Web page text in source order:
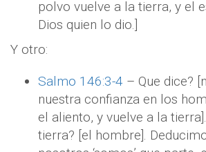
polvo vuelve a la tierra, y el
Dios quien lo dio.]
Y otro:
Salmo 146:3-4 – Que dice?
nuestra confianza en los
el aliento, y vuelve a la
tierra? [el hombre].